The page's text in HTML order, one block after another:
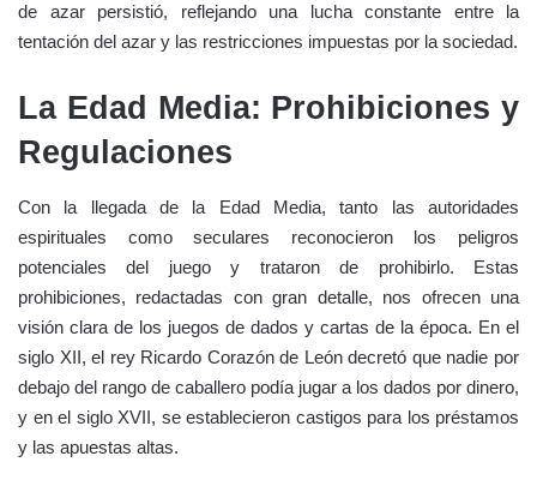
de azar persistió, reflejando una lucha constante entre la
tentación del azar y las restricciones impuestas por la sociedad.
La Edad Media: Prohibiciones y
Regulaciones
Con la llegada de la Edad Media, tanto las autoridades
espirituales como seculares reconocieron los peligros
potenciales del juego y trataron de prohibirlo. Estas
prohibiciones, redactadas con gran detalle, nos ofrecen una
visión clara de los juegos de dados y cartas de la época. En el
siglo XII, el rey Ricardo Corazón de León decretó que nadie por
debajo del rango de caballero podía jugar a los dados por dinero,
y en el siglo XVII, se establecieron castigos para los préstamos
y las apuestas altas.